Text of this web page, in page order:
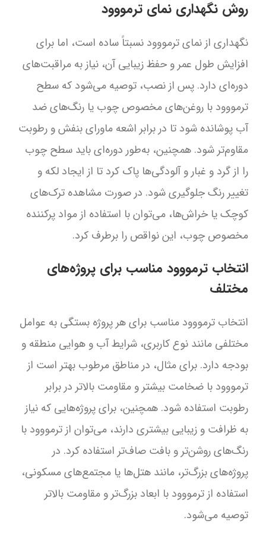
روش نگهداری نمای ترمووود
نگهداری از نمای ترمووود نسبتاً ساده است، اما برای
افزایش طول عمر و حفظ زیبایی آن، نیاز به مراقبت‌های
دوره‌ای دارد. پس از نصب، توصیه می‌شود که سطح
ترمووود با روغن‌های مخصوص چوب یا رنگ‌های ضد
آب پوشانده شود تا در برابر اشعه ماورای بنفش و رطوبت
مقاوم‌تر شود. همچنین، به‌طور دوره‌ای باید سطح چوب
را از گرد و غبار و آلودگی‌ها پاک کرد تا از ایجاد لکه و
تغییر رنگ جلوگیری شود. در صورت مشاهده ترک‌های
کوچک یا خراش‌ها، می‌توان با استفاده از مواد پرکننده
مخصوص چوب، این نواقص را برطرف کرد.
انتخاب ترمووود مناسب برای پروژه‌های
مختلف
انتخاب ترمووود مناسب برای هر پروژه بستگی به عوامل
مختلفی مانند نوع کاربری، شرایط آب و هوایی منطقه و
بودجه دارد. برای مثال، در مناطق مرطوب بهتر است از
ترمووود با ضخامت بیشتر و مقاومت بالاتر در برابر
رطوبت استفاده شود. همچنین، برای پروژه‌هایی که نیاز
به ظرافت و زیبایی بیشتری دارند، می‌توان از ترمووود با
رنگ‌های روشن‌تر و بافت صاف‌تر استفاده کرد. در
پروژه‌های بزرگ‌تر، مانند هتل‌ها یا مجتمع‌های مسکونی،
استفاده از ترمووود با ابعاد بزرگ‌تر و مقاومت بالاتر
توصیه می‌شود.